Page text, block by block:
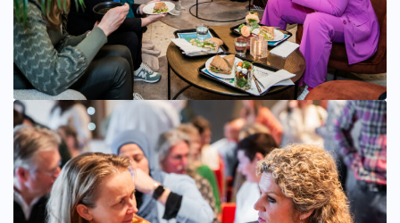
Bekijk afbeelding groter